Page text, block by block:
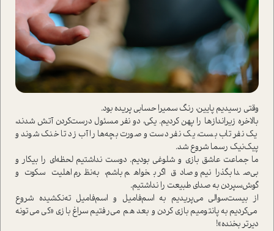
وقتی رسیدیم پایین، رنگ سمیرا حسابی پریده بود.
بالاخره زیراندازها را پهن کردیم. یکی، دو نفر مسئول درست‌کردن آتش شدند،
یک نفر تاب بست، یک نفر دست و صورت بچه‌ها را آب زد تا خنک شوند و
پیک‌نیک رسما شروع شد.
ما جماعت عاشق بازی و شلوغی بودیم. دوست نداشتیم لحظه‌ای را بیکار و
بی‌صدا بگذرانیم و صادق اگر بخواهم باشم، به‌نظرم اهلیت سکوت و
گوش‌سپردن به صدای طبیعت را نداشتیم.
از بیست‌سوالی می‌پریدیم به اسم‌فامیل و اسم‌فامیل ته‌نکشیده شروع
می‌کردیم به پانتومیم بازی کردن و بعد هم می‌رفتیم سراغ بازی «کی می‌تونه
دیرتر بخنده»!